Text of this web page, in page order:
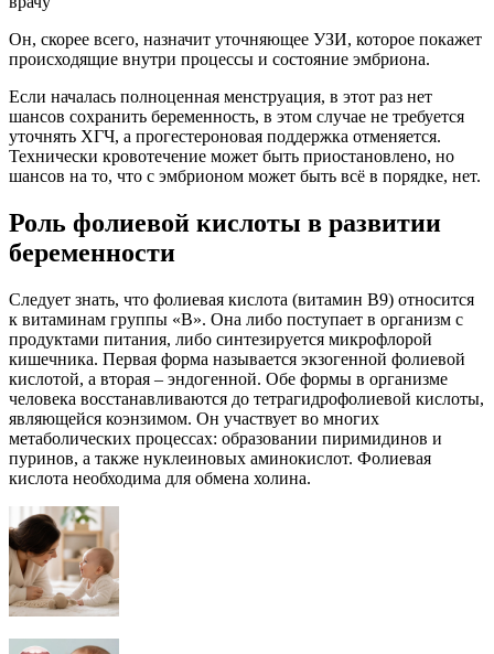
Он, скорее всего, назначит уточняющее УЗИ, которое покажет
происходящие внутри процессы и состояние эмбриона.
Если началась полноценная менструация, в этот раз нет
шансов сохранить беременность, в этом случае не требуется
уточнять ХГЧ, а прогестероновая поддержка отменяется.
Технически кровотечение может быть приостановлено, но
шансов на то, что с эмбрионом может быть всё в порядке, нет.
Роль фолиевой кислоты в развитии
беременности
Следует знать, что фолиевая кислота (витамин В9) относится
к витаминам группы «В». Она либо поступает в организм с
продуктами питания, либо синтезируется микрофлорой
кишечника. Первая форма называется экзогенной фолиевой
кислотой, а вторая – эндогенной. Обе формы в организме
человека восстанавливаются до тетрагидрофолиевой кислоты,
являющейся коэнзимом. Он участвует во многих
метаболических процессах: образовании пиримидинов и
пуринов, а также нуклеиновых аминокислот. Фолиевая
кислота необходима для обмена холина.